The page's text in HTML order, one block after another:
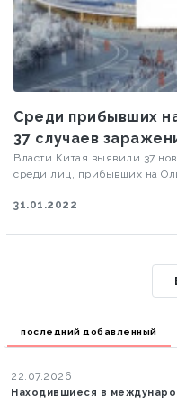
Среди прибывших
37 случаев
Власти Китая выявили 37
среди лиц, прибывших на
31.01.2022
последний добавленный
22.07.2026
Находившиеся в